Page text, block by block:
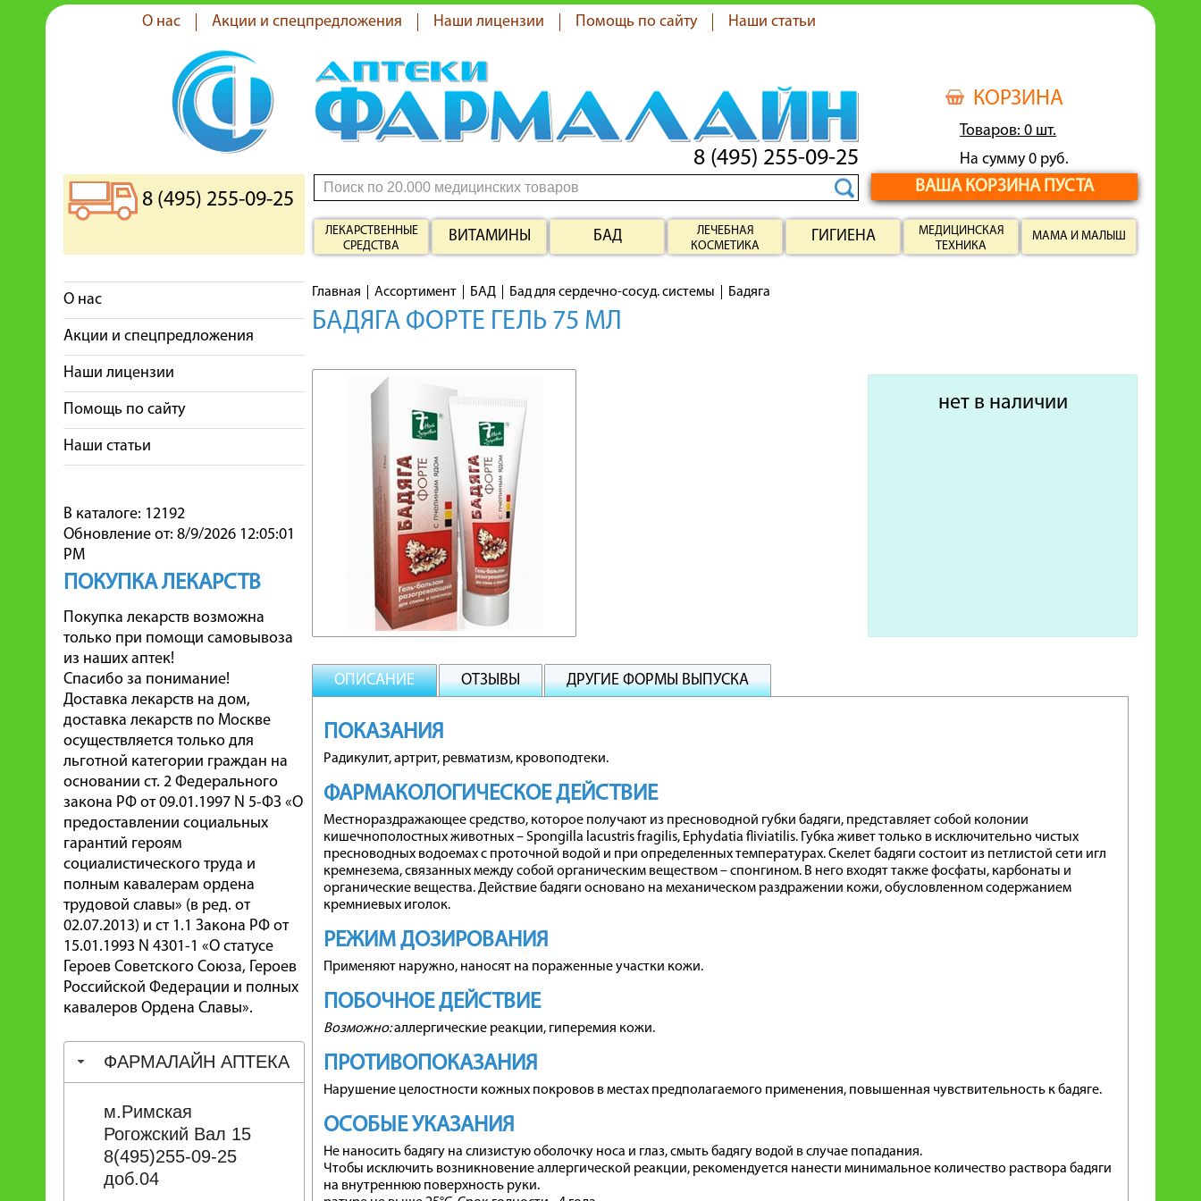
О нас Акции и спецпредложения Наши лицензии Помощь по сайту Наши статьи
КОРЗИНА
Товаров: 0 шт.
На сумму 0 руб.
ВАША КОРЗИНА ПУСТА
8 (495) 255-09-25
8 (495) 255-09-25
ЛЕКАРСТВЕННЫЕ
СРЕДСТВА
ВИТАМИНЫ БАД
ЛЕЧЕБНАЯ
КОСМЕТИКА
ГИГИЕНА
МЕДИЦИНСКАЯ
ТЕХНИКА
МАМА И МАЛЫШ
О нас
Акции и спецпредложения
Наши лицензии
Помощь по сайту
Наши статьи
В каталоге: 12192
Обновление от: 8/9/2026 12:05:01
PM
ПОКУПКА ЛЕКАРСТВ
Покупка лекарств возможна
только при помощи самовывоза
из наших аптек!
Спасибо за понимание!
Доставка лекарств на дом,
доставка лекарств по Москве
осуществляется только для
льготной категории граждан на
основании ст. 2 Федерального
закона РФ от 09.01.1997 N 5-ФЗ «О
предоставлении социальных
гарантий героям
социалистического труда и
полным кавалерам ордена
трудовой славы» (в ред. от
02.07.2013) и ст 1.1 Закона РФ от
15.01.1993 N 4301-1 «О статусе
Героев Советского Союза, Героев
Российской Федерации и полных
кавалеров Ордена Славы».
ФАРМАЛАЙН АПТЕКА
м.Римская
Рогожский Вал 15
8(495)255-09-25
доб.04
Главная Ассортимент БАД Бад для сердечно-сосуд. системы Бадяга
БАДЯГА ФОРТЕ ГЕЛЬ 75 МЛ
нет в наличии
ОПИСАНИЕ ОТЗЫВЫ ДРУГИЕ ФОРМЫ ВЫПУСКА
ПОКАЗАНИЯ
Радикулит, артрит, ревматизм, кровоподтеки.
ФАРМАКОЛОГИЧЕСКОЕ ДЕЙСТВИЕ
Местнораздражающее средство, которое получают из пресноводной губки бадяги, представляет собой колонии
кишечнополостных животных – Spongilla lacustris fragilis, Ephydatia fliviatilis. Губка живет только в исключительно чистых
пресноводных водоемах с проточной водой и при определенных температурах. Скелет бадяги состоит из петлистой сети игл
кремнезема, связанных между собой органическим веществом – спонгином. В него входят также фосфаты, карбонаты и
органические вещества. Действие бадяги основано на механическом раздражении кожи, обусловленном содержанием
кремниевых иголок.
РЕЖИМ ДОЗИРОВАНИЯ
Применяют наружно, наносят на пораженные участки кожи.
ПОБОЧНОЕ ДЕЙСТВИЕ
Возможно:аллергические реакции, гиперемия кожи.
ПРОТИВОПОКАЗАНИЯ
Нарушение целостности кожных покровов в местах предполагаемого применения, повышенная чувствительность к бадяге.
ОСОБЫЕ УКАЗАНИЯ
Не наносить бадягу на слизистую оболочку носа и глаз, смыть бадягу водой в случае попадания.
Чтобы исключить возникновение аллергической реакции, рекомендуется нанести минимальное количество раствора бадяги
на внутреннюю поверхность руки.